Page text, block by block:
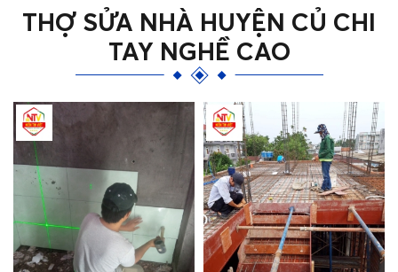
THỢ SỬA NHÀ HUYỆN CỦ CHI
TAY NGHỀ CAO